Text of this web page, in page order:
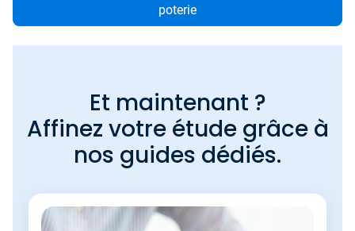
poterie
Et maintenant ?
Affinez votre étude grâce à
nos guides dédiés.